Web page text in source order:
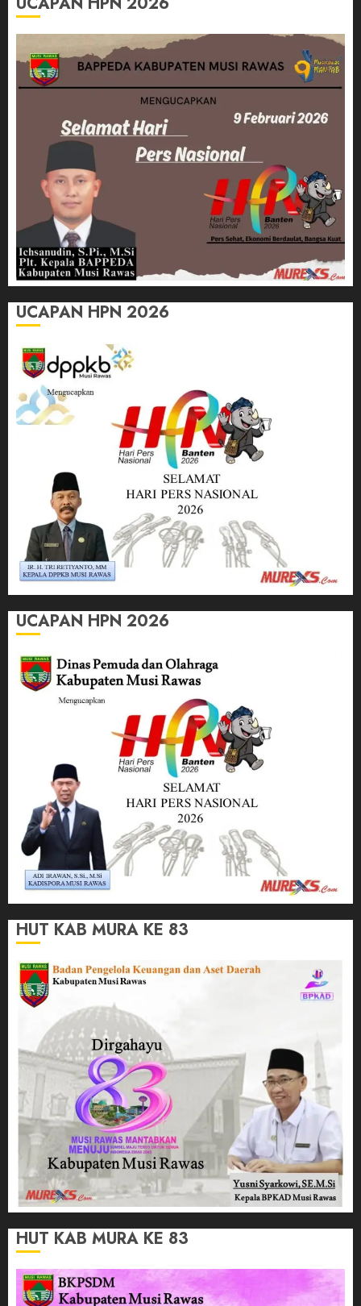
UCAPAN HPN 2026
UCAPAN HPN 2026
HUT KAB MURA KE 83
HUT KAB MURA KE 83